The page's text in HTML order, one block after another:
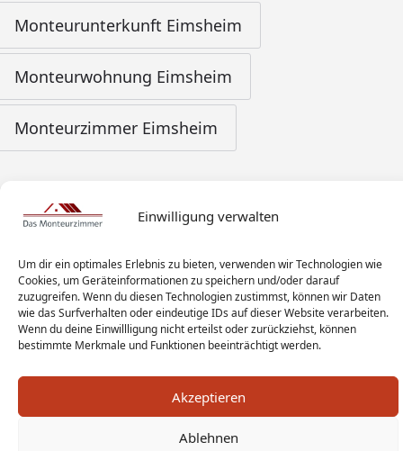
Einwilligung verwalten
Um dir ein optimales Erlebnis zu bieten, verwenden wir Technologien wie
Cookies, um Geräteinformationen zu speichern und/oder darauf
zuzugreifen. Wenn du diesen Technologien zustimmst, können wir Daten
wie das Surfverhalten oder eindeutige IDs auf dieser Website verarbeiten.
Wenn du deine Einwillligung nicht erteilst oder zurückziehst, können
bestimmte Merkmale und Funktionen beeinträchtigt werden.
Akzeptieren
Ablehnen
Monteurunterkunft Eimsheim
Monteurwohnung Eimsheim
Monteurzimmer Eimsheim